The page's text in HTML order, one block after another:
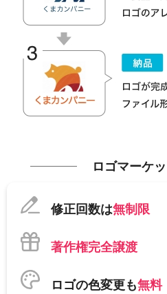
ロゴマーケ
修正回数は無制限
著作権完全譲渡
ロゴの色変更も無料